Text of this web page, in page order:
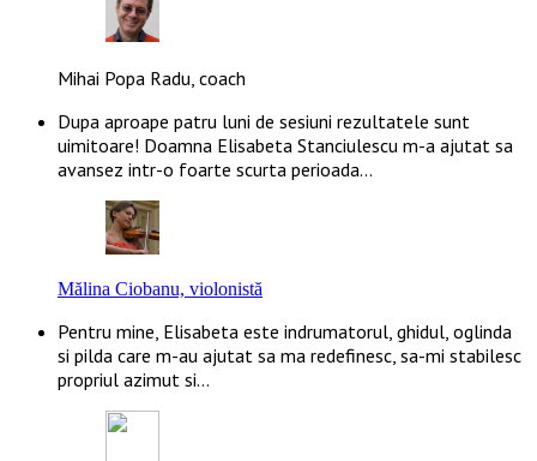
Mihai Popa Radu, coach
Dupa aproape patru luni de sesiuni rezultatele sunt
uimitoare! Doamna Elisabeta Stanciulescu m-a ajutat sa
avansez intr-o foarte scurta perioada…
Mălina Ciobanu, violonistă
Pentru mine, Elisabeta este indrumatorul, ghidul, oglinda
si pilda care m-au ajutat sa ma redefinesc, sa-mi stabilesc
propriul azimut si…